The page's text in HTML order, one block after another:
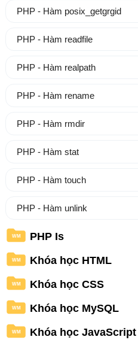
PHP - Hàm posix_getgrgid
PHP - Hàm readfile
PHP - Hàm realpath
PHP - Hàm rename
PHP - Hàm rmdir
PHP - Hàm stat
PHP - Hàm touch
PHP - Hàm unlink
WM PHP Is
WM Khóa học HTML
WM Khóa học CSS
WM Khóa học MySQL
WM Khóa học JavaScript